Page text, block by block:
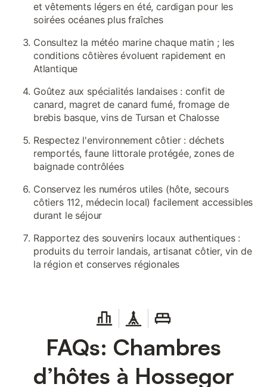
et vêtements légers en été, cardigan pour les
soirées océanes plus fraîches
Consultez la météo marine chaque matin ; les
conditions côtières évoluent rapidement en
Atlantique
Goûtez aux spécialités landaises : confit de
canard, magret de canard fumé, fromage de
brebis basque, vins de Tursan et Chalosse
Respectez l'environnement côtier : déchets
remportés, faune littorale protégée, zones de
baignade contrôlées
Conservez les numéros utiles (hôte, secours
côtiers 112, médecin local) facilement accessibles
durant le séjour
Rapportez des souvenirs locaux authentiques :
produits du terroir landais, artisanat côtier, vin de
la région et conserves régionales
FAQs: Chambres
d’hôtes à Hossegor